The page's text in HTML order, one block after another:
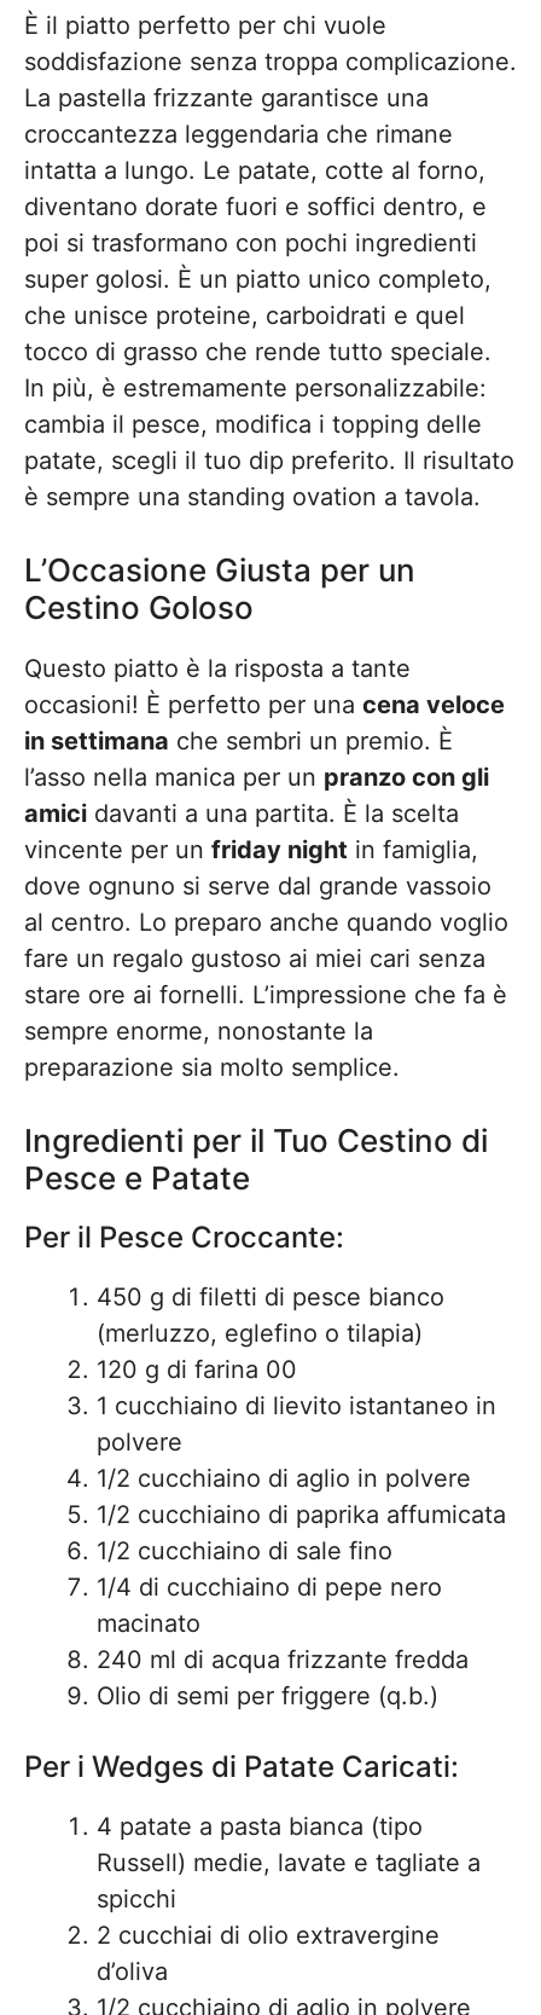
È il piatto perfetto per chi vuole
soddisfazione senza troppa complicazione.
La pastella frizzante garantisce una
croccantezza leggendaria che rimane
intatta a lungo. Le patate, cotte al forno,
diventano dorate fuori e soffici dentro, e
poi si trasformano con pochi ingredienti
super golosi. È un piatto unico completo,
che unisce proteine, carboidrati e quel
tocco di grasso che rende tutto speciale.
In più, è estremamente personalizzabile:
cambia il pesce, modifica i topping delle
patate, scegli il tuo dip preferito. Il risultato
è sempre una standing ovation a tavola.
L’Occasione Giusta per un
Cestino Goloso
Questo piatto è la risposta a tante
occasioni! È perfetto per una cena veloce
in settimana che sembri un premio. È
l’asso nella manica per un pranzo con gli
amici davanti a una partita. È la scelta
vincente per un friday night in famiglia,
dove ognuno si serve dal grande vassoio
al centro. Lo preparo anche quando voglio
fare un regalo gustoso ai miei cari senza
stare ore ai fornelli. L’impressione che fa è
sempre enorme, nonostante la
preparazione sia molto semplice.
Ingredienti per il Tuo Cestino di
Pesce e Patate
Per il Pesce Croccante:
450 g di filetti di pesce bianco
(merluzzo, eglefino o tilapia)
120 g di farina 00
1 cucchiaino di lievito istantaneo in
polvere
1/2 cucchiaino di aglio in polvere
1/2 cucchiaino di paprika affumicata
1/2 cucchiaino di sale fino
1/4 di cucchiaino di pepe nero
macinato
240 ml di acqua frizzante fredda
Olio di semi per friggere (q.b.)
Per i Wedges di Patate Caricati:
4 patate a pasta bianca (tipo
Russell) medie, lavate e tagliate a
spicchi
2 cucchiai di olio extravergine
d’oliva
1/2 cucchiaino di aglio in polvere